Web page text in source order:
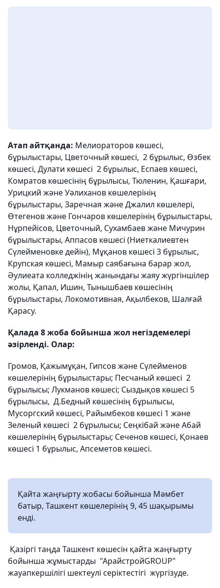
Атап айтқанда: Мелиораторов көшесі,
бұрылыстары, Цветочный көшесі, ​ 2 бұрылыс, Өзбек
көшесі, Дулати көшесі ​ 2 бұрылыс, Еспаев көшесі,
Комратов көшесінің бұрылысы, Тюленин, Қашғари,
Урицкий және Уәлиханов көшелерінің
бұрылыстары, Заречная және Джалил көшелері,
Өтегенов және Гончаров көшелерінің бұрылыстары,
Нұрпейісов, Цветочный, Сухамбаев және Мичурин
бұрылыстары, Аппасов көшесі (Ниеткалиевтен
Сүлейменовке дейін), Мұқанов көшесі 3 бұрылыс,
Крупская көшесі, Мамыр саябағына барар жол,
Әулиеата колледжінің жанындағы жаяу жүргіншілер
жолы, Қапал, Ишин, Тынышбаев көшесінің
бұрылыстары, Локомотивная, Ақылбеков, Шалғай
Қарасу.
​Қалада 8 жоба бойынша жол негіздемелері
әзірленді. Олар:
Громов, Қажымұқан, Гипсов және Сүлейменов
көшелерінің бұрылыстары; Песчаный көшесі ​ 2
бұрылысы; Лукманов көшесі; Сыздықов көшесі 5
бұрылысы, ​ Д.Бедный көшесінің бұрылысы,
Мусоргский көшесі, Райымбеков көшесі​ 1 және
Зеленый көшесі ​ 2 бұрылысы; Сеңкібай және Абай
көшелерінің бұрылыстары; Сеченов көшесі, Қонаев
көшесі 1 бұрылыс, Апсеметов көшесі.
Қайта жаңғырту жобасы бойынша Мәмбет
батыр, Ташкент көшелерінің 9, 45 шақырымы
енді.
​ Қазіргі таңда Ташкент көшесін қайта жаңғырту
бойынша жұмыстарды ​ "АрайстройGROUP"
жауапкершілігі шектеулі серіктестігі ​ жүргізуде. ​